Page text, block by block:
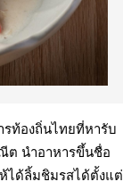
รท้องถิ่นไทยที่หารับ
ต นำอาหารขึ้นชื่อ
ได้ลิ้มชิมรสได้ตั้งแต่